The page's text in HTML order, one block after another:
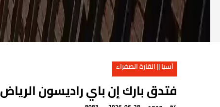
آسيا || القارة الصفراء
فتدق بارك إن باي راديسون الرياض